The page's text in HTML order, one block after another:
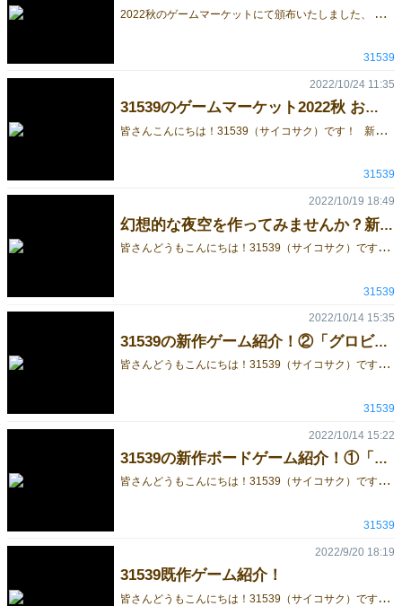
2
022秋のゲームマーケットにて頒布いたしました、 新作2作「グロビュール」と「サンカンスシスライド」 をBOOTHにて公開いたしました。 どちらもアクリルをふんだんに使ったボードゲームになっております。 ご興味ありましたら是非ショップページをご覧ください！ https://31539.booth.pm/
31539
31539のゲームマーケット2022秋 お品書き＆予約開始のお知らせ♪
皆
さんこんにちは！31539（サイコサク）です！ 新作2作品と既作３作品を頒布予定です！ 各ゲームの予約はこちらからお願い致します↓ https://docs.google.com/forms/d/e/1FAIpQLSe7Ii55049DrlkqT7rgP65AYokmX1D7lJhp1_LzenyvvI1tVw/viewform 新作① スシをスライドさせてサンカン揃えろ！【サンカンスシスライド】 二人対戦ゲームで、ルールは簡単で奥が深いゲーム!! 駒を動かすボードゲームらしい動きから、ゲームボードに書き込みをする斬新なアクションを体験が出来ます!! 2人から遊べるアブストラクトゲームです！ ゲームマーケットでは定価から500円値引きされた、3,500円で頒布致します。 ↓↓↓↓↓↓↓↓↓↓↓ゲーム詳細↓↓↓↓↓↓↓↓↓↓↓ https://gamemarket.jp/game/180128 新作② 星を創り、繋げる【GLOBULE】 2～4人まで遊べて、個人戦・協力プレイも可能なゲーム! アクリルで作られたボードと駒でプレイをしていくので、綺麗な夜空を楽しみながらプレイが可能です！ ゲームマーケットでは定価から500円値引きされた、4,500円で頒布致します。 ↓↓↓↓↓↓↓↓↓↓↓ゲーム詳細↓↓↓↓↓↓↓↓↓↓↓ https://gamemarket.jp/game/179770 既作① 決められた単語で正解を導くパーティーゲーム「みにまむ会議」。 4人から遊べて、ルールも簡単！ 数字や色、外国語等の決められた単語を駆使して正解を導こう、スパイカードを使用しての招待隠匿ゲームのような遊び方も可能です。 5～10分で遊べるのでアイスブレイクに最適です。 ゲームマーケットでは定価から500円値引きされた、1500円で頒布いたします！ ↓↓↓↓↓↓↓↓↓↓↓ゲーム詳細↓↓↓↓↓↓↓↓↓↓↓ https://gamemarket.jp/game/178565 既作② 運と戦略のカードゲーム「トリノス」。 トリノスはその名の通り鳥巣を作るゲームです。 色とりどりなカードの中から好きな色を選び取って、一番速く鳥巣を作りましょう！ シンプルなルールながら、意外に戦略が大事になってくるゲームです。 こちらもゲームマーケットでは定価から500円値引きされた、1000円で頒布いたします！ ↓↓↓↓↓↓↓↓↓↓↓ゲーム詳細↓↓↓↓↓↓↓↓↓↓↓ https://gamemarket.jp/game/178675 既作③CoCシナリオ本「Twilight Museum」 プレイヤー人数：2~4人 推奨技能：目星、芸術、図書館、戦闘技能 想定プレイ時間：5-7時間（ｵﾝﾗｲﾝｾｯｼｮﾝ） システム：クトゥルフ神話TRPG 第6版 舞台背景：現代 価格：300円 A4/20P https://gamemarket.jp/blog/182136 以上になります♪ 各ゲームの予約はこちらからお願い致します↓ https://docs.google.com/forms/d/e/1FAIpQLSe7Ii55049DrlkqT7rgP65AYokmX1D7lJhp1_LzenyvvI1tVw/viewform 2022年10月29日【土】（1日目）に出展予定ですので、是非遊に来てください♪ 場所は【ナ03】になっております！ 最後までお読みいただきありがとうございました！ また、引き続きブログを更新していく予定ですので、見て頂ければ幸いです！ 公式Twitterでも最新情報を投稿しております。良かったらこちらも見て頂ければ幸いです♪ 31539のTwitterはこちら↓↓↓↓↓↓↓↓↓ https://mobile.twitter.com/kcbg31539
2022/10/24 11:35
31539
幻想的な夜空を作ってみませんか？新作「グロビュール」のこだわり！
皆
さんどうもこんにちは！31539（サイコサク）です！ 今回は、 星を創り、繋げる「GLOBULE」 のこだわりを紹介させていただきます。 ゲームボード（180×180mm）と73個の駒が全てアクリルで作られています!!! アクリル駒 ↓↓↓↓↓↓↓↓↓↓↓↓↓↓↓↓↓↓↓↓↓↓↓↓ アクリルで作られた夜空のボードに星の駒を置いていくことで、プレイをしていくと綺麗な夜空を楽しみながらプレイが可能です。 見て楽しめるボートゲームになっております!! ボード・駒がアクリル（プレイイメージ図） ↓↓↓↓↓↓↓↓↓↓↓↓↓↓↓↓↓↓↓↓↓↓↓↓ また、ナンバーカード・エフェクトカードが届きました！どちらもシンプルですが、世界観に合うようなデザインにしました。 ボードと駒は納品待ちです。届くのが待ち遠しいです…。 次回はサンカンスシスライドの記事を投稿予定です 2022年10月29日(土)（1日目）に出展予定ですので、是非遊に来てください♪ 場所は【ナ03】になっております！ 最後までお読みいただきありがとうございました！ また、引き続きブログを更新していく予定ですので、見て頂ければ幸いです！ 公式Twitterでも最新情報を投稿しております。良かったらこちらも見て頂ければ幸いです♪ 他のゲームはこちら↓ https://gamemarket.jp/booth/game/4152 31539のTwitterはこちら↓↓↓↓↓↓↓↓↓ https://mobile.twitter.com/kcbg31539
2022/10/19 18:49
31539
31539の新作ゲーム紹介！②「グロビュール」
皆
さんどうもこんにちは！31539（サイコサク）です！ 今回は、 星を創り、繋げる「GLOBULE」 の紹介を致します。 こちらは2人～4人までプレイが出来るボートゲームです。また、個人戦・チーム戦どちらもプレイをすることが出来ます。 ルールは簡単で、ダイスを振り、出た目の駒を1つ盤に置いていき、条件を満たせば勝利となります。 また、エフェクトカードを駆使して、自分の有利な盤面にし、相手の邪魔をすることも可能です。 個人戦では上手い立ち回りを考え、チーム戦では味方の考えを読み取り、様々事を考えるので、何度もプレイしたくなるゲームとなっております。 また、アクリルで駒・盤を作成しておりますので、デザインもかなり綺麗になっております。 2022年10月29日(土)（1日目）に出展予定ですので、是非遊びに来てください♪ 場所は【ナ03】になっております！ 最後までお読みいただきありがとうございました！ また、引き続きブログを更新していく予定ですので、見て頂ければ幸いです！ 公式Twitterでも最新情報を投稿しております。良かったらこちらも見て頂ければ幸いです♪ グロビュールの詳細はこちら↓ GLOBULE ｰグロビュールｰ | 『ゲームマーケット』公式サイト 他のゲームはこちら↓ https://gamemarket.jp/booth/game/4152 31539のTwitterはこちら↓↓↓↓↓↓↓↓↓ https://mobile.twitter.com/kcbg31539
2022/10/14 15:35
31539
31539の新作ボードゲーム紹介！①「サンカンスシスライド」
皆
さんどうもこんにちは！31539（サイコサク）です！ 今回は、 アブストラクトゲーム「サンカンスシスライド」 を紹介します。 こちらのボードゲームは二人対戦ゲームとなっております。 ルールは簡単ですが、奥が深いゲームです。 駒を動かすボードゲームらしい動きから、ゲームボードに書き込みをする斬新なアクションを体験できます！ 相手がどんな風に駒を動かすか考えたり、自分の駒を優位に動かす戦略を組んだりが楽しいゲームとなっております。 2022年10月29日(土)（1日目）に出店予定ですので、是非遊に来てください♪ 場所は【ナ03】になっております！ 最後までお読みいただきありがとうございました！ また、引き続きブログを更新していく予定ですので、見て頂ければ幸いです！ 公式Twitterでも最新情報を投稿しております。良かったらこちらも見て頂ければ幸いです♪ サンカンスシスライドの詳細はこちら↓ サンカンスシスライド | 『ゲームマーケット』公式サイト 他のゲームはこちら↓ https://gamemarket.jp/booth/game/4152 31539のTwitterはこちら↓↓↓↓↓↓↓↓↓ https://mobile.twitter.com/kcbg31539
2022/10/14 15:22
31539
31539既作ゲーム紹介！
皆
さんどうもこんにちは！31539（サイコサク）です！ 今回はゲームマーケットで頒布予定の既作ゲームを紹介します。 先ずは【みにまむ会議】の紹介です。 こちらは会議系パーティーゲームです。4人～8人までプレイすることが可能で、 1プレイ5~10分です。大人数でも回転率が速く盛り上がるゲームとなっております！ 詳しくはこちら↓を見て頂ければ幸いです。 https://gamemarket.jp/game/178565 続きまして【トリノス】の紹介です。 こちらは運と戦略のカードゲームです。4~6人までプレイすることが可能で、 1プレイ5~15分です。戦略的な要素もありますが、ルールが簡単なのでお子様からゲーム慣れしたかたまで幅広く遊べます！ 詳しくはこちら↓を見て頂ければ幸いです。 https://gamemarket.jp/game/178675 最後に【Twilight Museum】の紹介です。 こちらは先ほど紹介したゲームとは異なり、6版クトゥルフ神話TRPGシナリオ本になります。プレイヤー人数は2~4人でプレイが可能です。探索・戦闘などがあり、楽しめる作品となっております。 詳しくはこちら↓を見て頂ければ幸いです。 https://gamemarket.jp/blog/182136 最後までお読みいただきありがとうございました。 また、引き続きブログを更新していく予定ですので、見て頂ければ幸いです！ 公式Twitterでも最新情報を投稿しております。良かったらこちらも見て頂ければ幸いです。 31539のTwitterはこちら↓↓↓↓↓↓↓↓↓ https://mobile.twitter.com/kcbg31539
2022/9/20 18:19